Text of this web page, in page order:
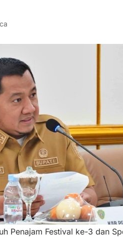
Penajam Festival ke-3 dan